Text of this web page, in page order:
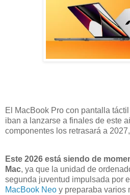
El MacBook Pro con pantalla
iban a lanzarse a finales de este
componentes los retrasará a
Este 2026 está siendo de
Mac, ya que la unidad de
segunda juventud impulsada por
MacBook Neo y preparaba varios